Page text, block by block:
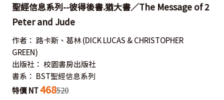
聖經信息系列--彼得後書.猶大書／The Message of 2
Peter and Jude
作者： 路卡斯、葛林 (DICK LUCAS & CHRISTOPHER
GREEN)
出版社： 校園書房出版社
書系： BST聖經信息系列
特價 NT468520